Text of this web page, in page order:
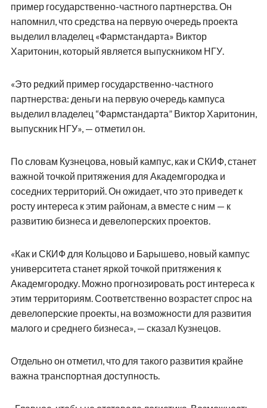
пример государственно-частного партнерства. Он
напомнил, что средства на первую очередь проекта
выделил владелец «Фармстандарта» Виктор
Харитонин, который является выпускником НГУ.
«Это редкий пример государственно-частного
партнерства: деньги на первую очередь кампуса
выделил владелец “Фармстандарта” Виктор Харитонин,
выпускник НГУ», — отметил он.
По словам Кузнецова, новый кампус, как и СКИФ, станет
важной точкой притяжения для Академгородка и
соседних территорий. Он ожидает, что это приведет к
росту интереса к этим районам, а вместе с ним — к
развитию бизнеса и девелоперских проектов.
«Как и СКИФ для Кольцово и Барышево, новый кампус
университета станет яркой точкой притяжения к
Академгородку. Можно прогнозировать рост интереса к
этим территориям. Соответственно возрастет спрос на
девелоперские проекты, на возможности для развития
малого и среднего бизнеса», — сказал Кузнецов.
Отдельно он отметил, что для такого развития крайне
важна транспортная доступность.